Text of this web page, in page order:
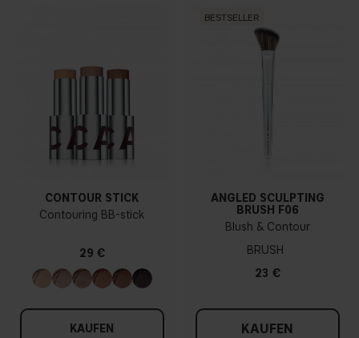
CONTOUR STICK
Contouring BB-stick
29 €
KAUFEN
BESTSELLER
ANGLED SCULPTING
BRUSH F06
Blush & Contour
BRUSH
23 €
KAUFEN